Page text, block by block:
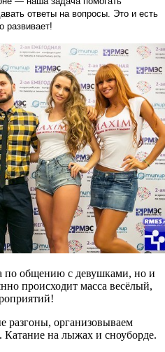
ответы на вопросы. Это и есть
развивает!
по общению с девушками, но и
происходит масса весёлый,
разгоны, организовываем
на лыжах и сноуборде.